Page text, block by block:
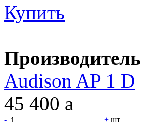
Купить
Производитель
Audison AP 1 D
45 400 a
- + шт